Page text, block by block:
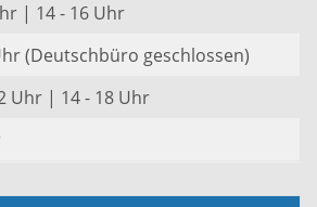
| 14 - 16 Uhr
(Deutschbüro geschlossen)
Uhr | 14 - 18 Uhr